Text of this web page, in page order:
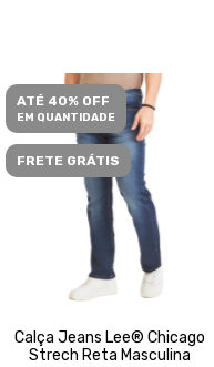
ATÉ 40% OFF
EM QUANTIDADE
FRETE GRÁTIS
Calça Jeans Lee® Chicago
Strech Reta Masculina